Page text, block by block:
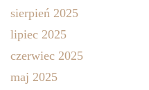
sierpień 2025
lipiec 2025
czerwiec 2025
maj 2025